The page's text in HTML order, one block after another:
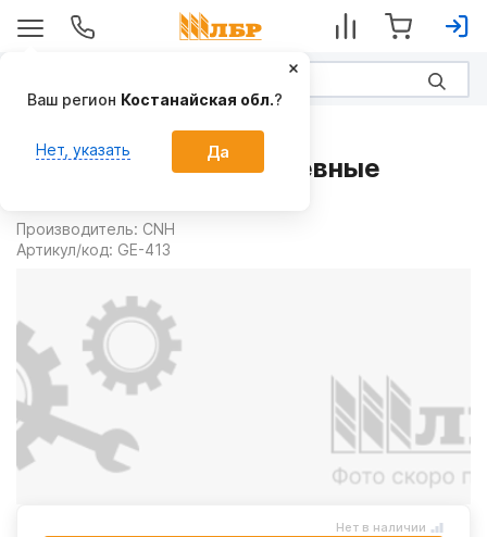
Палец GE-413 на Посевные
Производитель: CNH
Артикул/код: GE-413
Нет в наличии
Ваш регион Костанайская обл.?
Нет, указать Да